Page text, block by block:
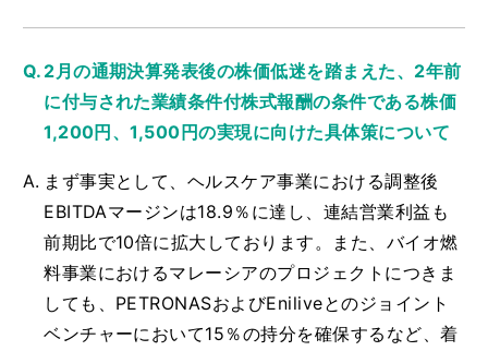
2月の通期決算発表後の株価低迷を踏まえた、2年前
に付与された業績条件付株式報酬の条件である株価
1,200円、1,500円の実現に向けた具体策について
まず事実として、ヘルスケア事業における調整後
EBITDAマージンは18.9％に達し、連結営業利益も
前期比で10倍に拡大しております。また、バイオ燃
料事業におけるマレーシアのプロジェクトにつきま
しても、PETRONASおよびEniliveとのジョイント
ベンチャーにおいて15％の持分を確保するなど、着